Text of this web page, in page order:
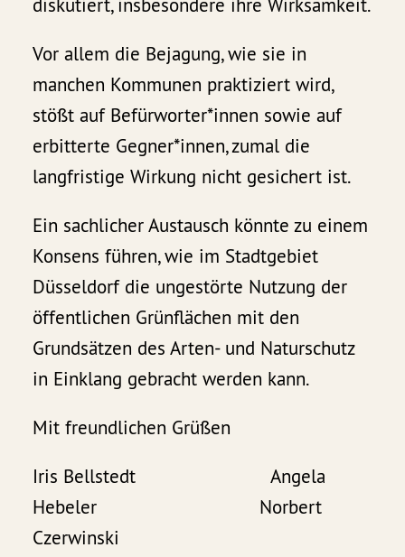
diskutiert, insbesondere ihre Wirksamkeit.
Vor allem die Bejagung, wie sie in
manchen Kommunen praktiziert wird,
stößt auf Befürworter*innen sowie auf
erbitterte Gegner*innen, zumal die
langfristige Wirkung nicht gesichert ist.
Ein sachlicher Austausch könnte zu einem
Konsens führen, wie im Stadtgebiet
Düsseldorf die ungestörte Nutzung der
öffentlichen Grünflächen mit den
Grundsätzen des Arten- und Naturschutz
in Einklang gebracht werden kann.
Mit freundlichen Grüßen
Iris Bellstedt Angela
Hebeler Norbert
Czerwinski